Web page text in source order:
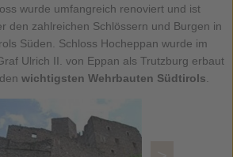
wurde umfangreich renoviert und ist
den zahlreichen Schlössern und Burgen in
Süden. Schloss Hocheppan wurde im
Ulrich II. von Eppan als Trutzburg erbaut
wichtigsten Wehrbauten Südtirols